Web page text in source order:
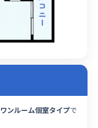
ワンルーム個室タイプで